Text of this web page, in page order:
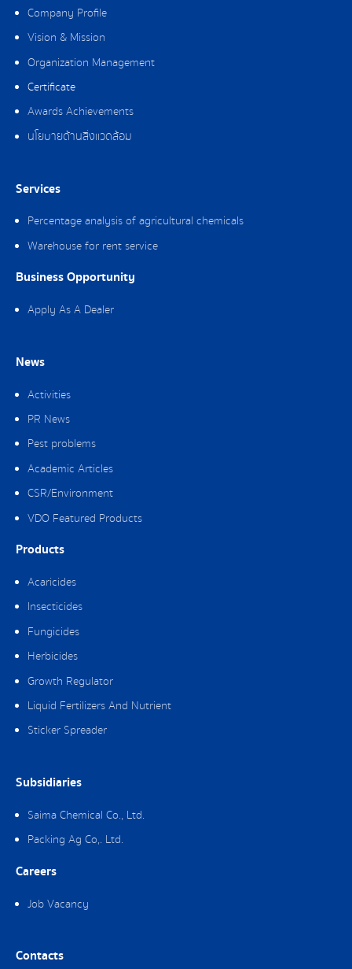
Company Profile
Vision & Mission
Organization Management
Certificate
Awards Achievements
นโยบายด้านสิ่งแวดล้อม
Services
Percentage analysis of agricultural chemicals
Warehouse for rent service
Business Opportunity
Apply As A Dealer
News
Activities
PR News
Pest problems
Academic Articles
CSR/Environment
VDO Featured Products
Products
Acaricides
Insecticides
Fungicides
Herbicides
Growth Regulator
Liquid Fertilizers And Nutrient
Sticker Spreader
Subsidiaries
Saima Chemical Co., Ltd.
Packing Ag Co,. Ltd.
Careers
Job Vacancy
Contacts